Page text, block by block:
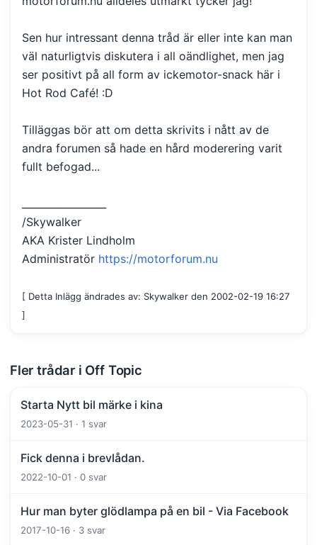
Sen hur intressant denna tråd är eller inte kan man
väl naturligtvis diskutera i all oändlighet, men jag
ser positivt på all form av ickemotor-snack här i
Hot Rod Café! :D
Tilläggas bör att om detta skrivits i nått av de
andra forumen så hade en hård moderering varit
fullt befogad...
/Skywalker
AKA Krister Lindholm
Administratör https://motorforum.nu
[ Detta Inlägg ändrades av: Skywalker den 2002-02-19 16:27
]
Fler trådar i Off Topic
Starta Nytt bil märke i kina
2023-05-31 · 1 svar
Fick denna i brevlådan.
2022-10-01 · 0 svar
Hur man byter glödlampa på en bil - Via Facebook
2017-10-16 · 3 svar